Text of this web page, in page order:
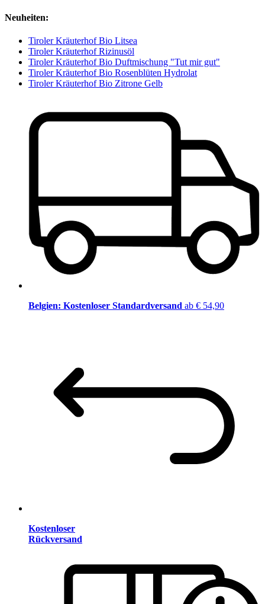
Neuheiten:
Tiroler Kräuterhof Bio Litsea
Tiroler Kräuterhof Rizinusöl
Tiroler Kräuterhof Bio Duftmischung "Tut mir gut"
Tiroler Kräuterhof Bio Rosenblüten Hydrolat
Tiroler Kräuterhof Bio Zitrone Gelb
Belgien: Kostenloser Standardversand ab € 54,90
Kostenloser
Rückversand